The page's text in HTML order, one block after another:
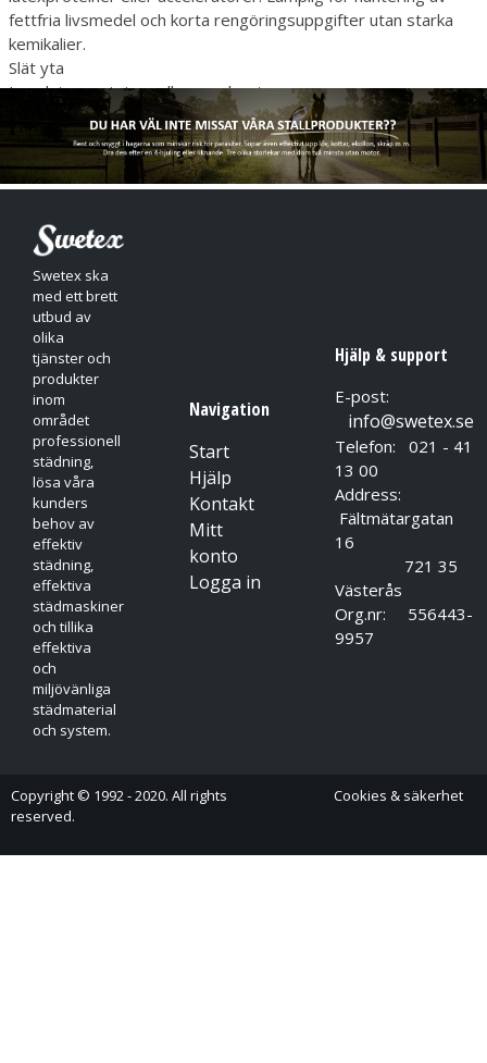
fettfria livsmedel och korta rengöringsuppgifter utan starka
kemikalier.
Slät yta
Inga latexproteiner eller acceleratorer
Swetex ska
med ett brett
utbud av
olika
tjänster och
produkter
inom
området
professionell
städning,
lösa våra
kunders
behov av
effektiv
städning,
effektiva
städmaskiner
och tillika
effektiva
och
miljövänliga
städmaterial
och system.
Navigation
Start
Hjälp
Kontakt
Mitt
konto
Logga in
Hjälp & support
E-post:
info@swetex.se
Telefon: 021 - 41
13 00
Address:
Fältmätargatan
16
721 35
Västerås
Org.nr: 556443-
9957
Copyright © 1992 - 2020. All rights
reserved.
Cookies & säkerhet